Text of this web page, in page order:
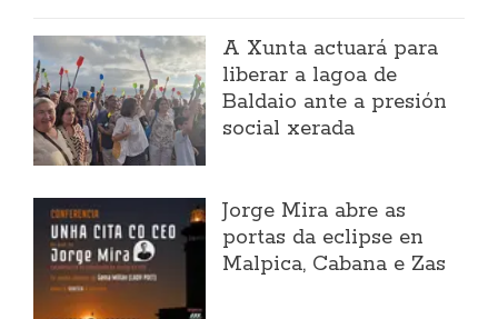
A Xunta actuará para
liberar a lagoa de
Baldaio ante a presión
social xerada
Jorge Mira abre as
portas da eclipse en
Malpica, Cabana e Zas